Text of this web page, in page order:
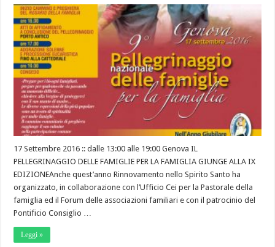
17 Settembre 2016 :: dalle 13:00 alle 19:00 Genova IL
PELLEGRINAGGIO DELLE FAMIGLIE PER LA FAMIGLIA GIUNGE ALLA IX
EDIZIONEAnche quest’anno Rinnovamento nello Spirito Santo ha
organizzato, in collaborazione con l’Ufficio Cei per la Pastorale della
famiglia ed il Forum delle associazioni familiari e con il patrocinio del
Pontificio Consiglio …
Leggi »